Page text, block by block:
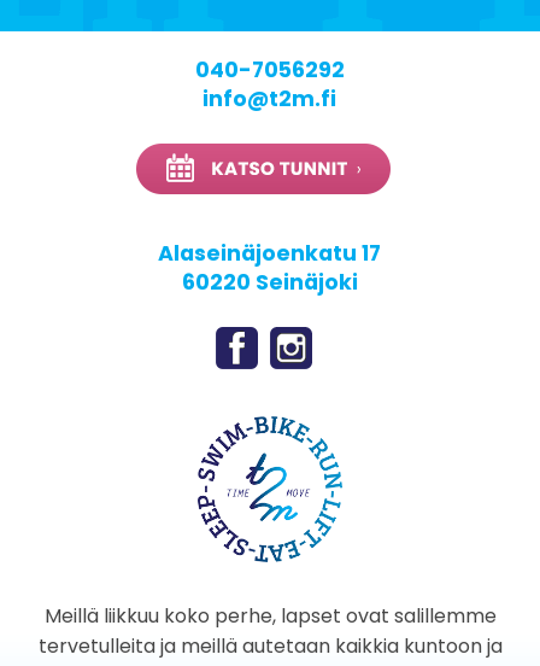
040-7056292
info@t2m.fi
Alaseinäjoenkatu 17
60220 Seinäjoki
Meillä liikkuu koko perhe, lapset ovat salillemme
tervetulleita ja meillä autetaan kaikkia kuntoon ja